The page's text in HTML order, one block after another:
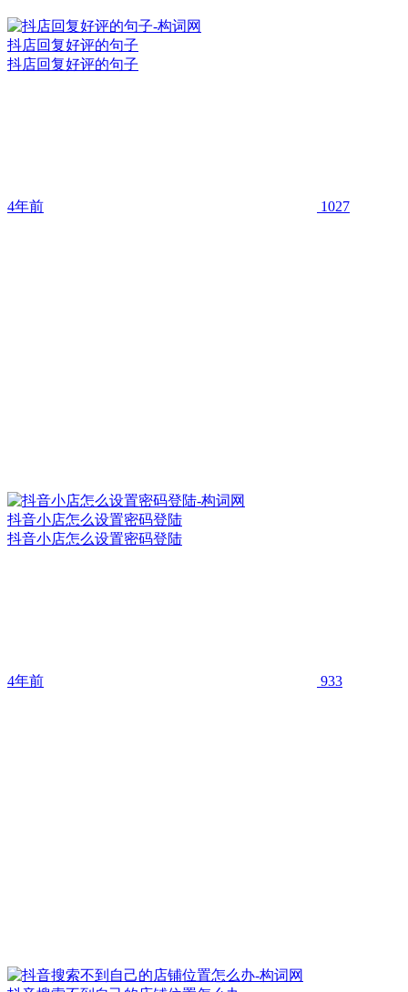
抖店回复好评的句子
抖店回复好评的句子
4年前 1027
抖音小店怎么设置密码登陆
抖音小店怎么设置密码登陆
4年前 933